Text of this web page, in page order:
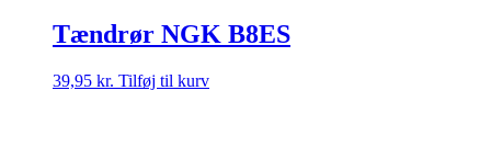
Tændrør NGK B8ES
39,95 kr. Tilføj til kurv